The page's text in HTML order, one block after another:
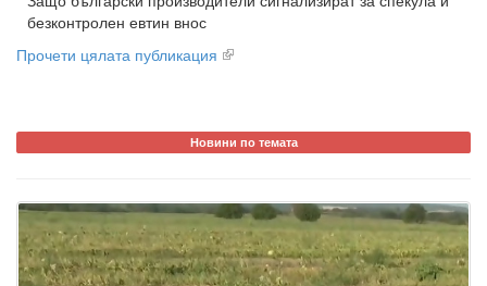
безконтролен евтин внос
Прочети цялата публикация
Новини по темата